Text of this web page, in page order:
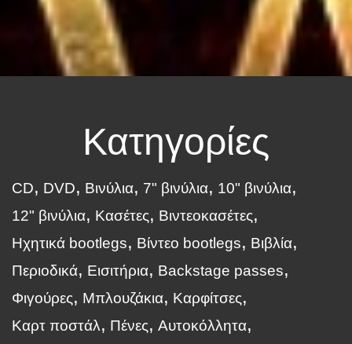
Κατηγορίες
CD DVD Βινύλια 7" βινύλια
10" βινύλια
12" βινύλια
Κασέτες
Βιντεοκασέτες
Ηχητικά bootlegs
Βίντεο bootlegs
Βιβλία
Περιοδικά
Εισιτήρια
Backstage passes
Φιγούρες
Μπλουζάκια
Καρφίτσες
Καρτ ποστάλ
Πένες
Αυτοκόλλητα